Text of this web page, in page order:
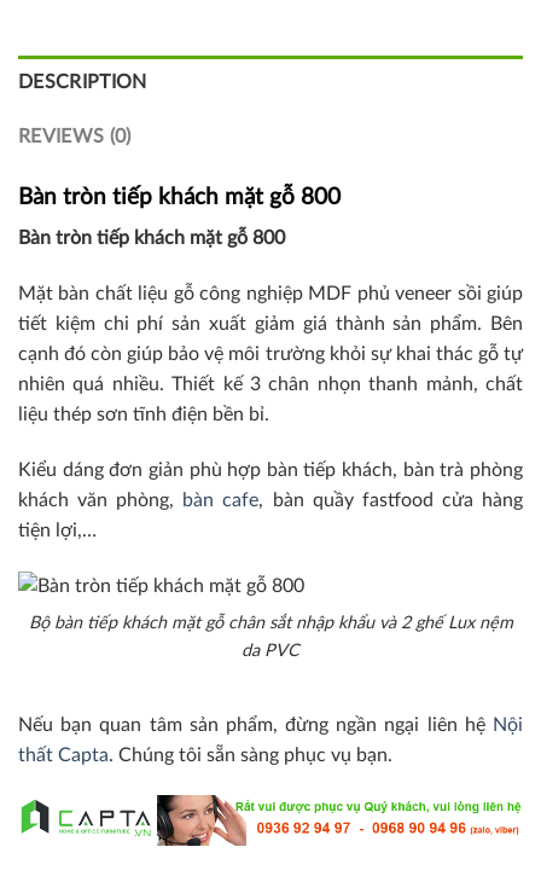
DESCRIPTION
REVIEWS (0)
Bàn tròn tiếp khách mặt gỗ 800
Bàn tròn tiếp khách mặt gỗ 800
Mặt bàn chất liệu gỗ công nghiệp MDF phủ veneer sồi giúp
tiết kiệm chi phí sản xuất giảm giá thành sản phẩm. Bên
cạnh đó còn giúp bảo vệ môi trường khỏi sự khai thác gỗ tự
nhiên quá nhiều. Thiết kế 3 chân nhọn thanh mảnh, chất
liệu thép sơn tĩnh điện bền bỉ.
Kiểu dáng đơn giản phù hợp bàn tiếp khách, bàn trà phòng
khách văn phòng,
bàn cafe, bàn quầy fastfood cửa hàng
tiện lợi,…
Bộ bàn tiếp khách mặt gỗ chân sắt nhập khẩu và 2 ghế Lux nệm
da PVC
Nếu bạn quan tâm sản phẩm, đừng ngần ngại liên hệ Nội
thất Capta. Chúng tôi sẵn sàng phục vụ bạn.